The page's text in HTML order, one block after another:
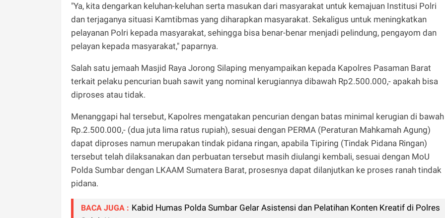
"Ya, kita dengarkan keluhan-keluhan serta masukan dari masyarakat untuk kemajuan Institusi Polri
dan terjaganya situasi Kamtibmas yang diharapkan masyarakat. Sekaligus untuk meningkatkan
pelayanan Polri kepada masyarakat, sehingga bisa benar-benar menjadi pelindung, pengayom dan
pelayan kepada masyarakat," paparnya.
Salah satu jemaah Masjid Raya Jorong Silaping menyampaikan kepada Kapolres Pasaman Barat
terkait pelaku pencurian buah sawit yang nominal kerugiannya dibawah Rp2.500.000,- apakah bisa
diproses atau tidak.
Menanggapi hal tersebut, Kapolres mengatakan pencurian dengan batas minimal kerugian di bawah
Rp.2.500.000,- (dua juta lima ratus rupiah), sesuai dengan PERMA (Peraturan Mahkamah Agung)
dapat diproses namun merupakan tindak pidana ringan, apabila Tipiring (Tindak Pidana Ringan)
tersebut telah dilaksanakan dan perbuatan tersebut masih diulangi kembali, sesuai dengan MoU
Polda Sumbar dengan LKAAM Sumatera Barat, prosesnya dapat dilanjutkan ke proses ranah tindak
pidana.
BACA JUGA : Kabid Humas Polda Sumbar Gelar Asistensi dan Pelatihan Konten Kreatif di Polres